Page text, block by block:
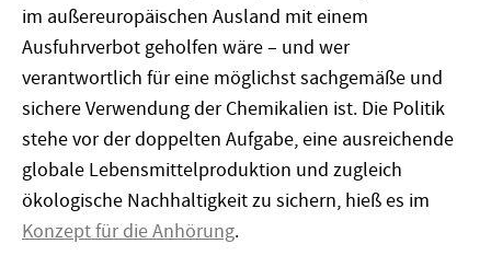
im außereuropäischen Ausland mit einem
Ausfuhrverbot geholfen wäre – und wer
verantwortlich für eine möglichst sachgemäße und
sichere Verwendung der Chemikalien ist. Die Politik
stehe vor der doppelten Aufgabe, eine ausreichende
globale Lebensmittelproduktion und zugleich
ökologische Nachhaltigkeit zu sichern, hieß es im
Konzept für die Anhörung.